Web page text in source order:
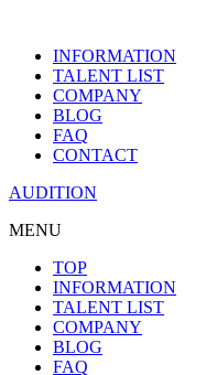
INFORMATION
TALENT LIST
COMPANY
BLOG
FAQ
CONTACT
AUDITION
MENU
TOP
INFORMATION
TALENT LIST
COMPANY
BLOG
FAQ